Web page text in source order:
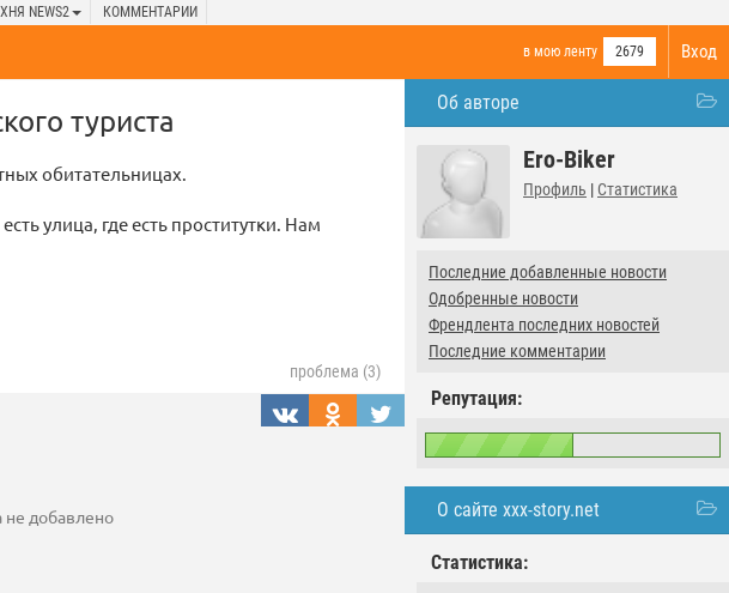
NEWS2 КОММЕНТАРИИ
Вход
в мою ленту 2679
Об авторе
Ero-Biker
Профиль | Статистика
Последние добавленные новости
Одобренные новости
Френдлента последних новостей
Последние комментарии
Репутация:
О сайте xxx-story.net
Статистика:
туриста
обитательницах.
улица, где есть проститутки. Нам
проблема (3)
не добавлено